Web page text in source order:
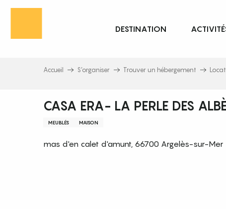
Aller
principal
DESTINATION
Accueil S’organiser Trouver un hébergement
CASA ERA- LA PERLE DES
MEUBLÉS MAISON
mas d'en calet d'amunt, 66700 Argelès-sur-Mer